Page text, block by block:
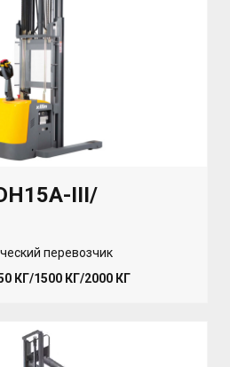
III/
перевозчик
КГ/1500 КГ/2000 КГ